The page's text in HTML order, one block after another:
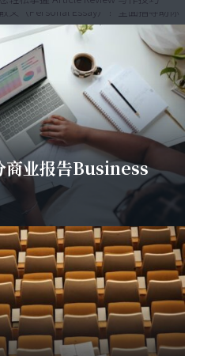
商业报告Business